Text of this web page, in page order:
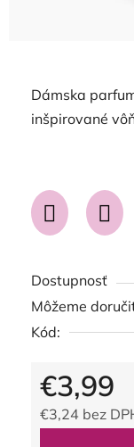
Dámska
inšpirované
Dostupnosť
Môžeme
Kód:
€3,99
€3,24 bez